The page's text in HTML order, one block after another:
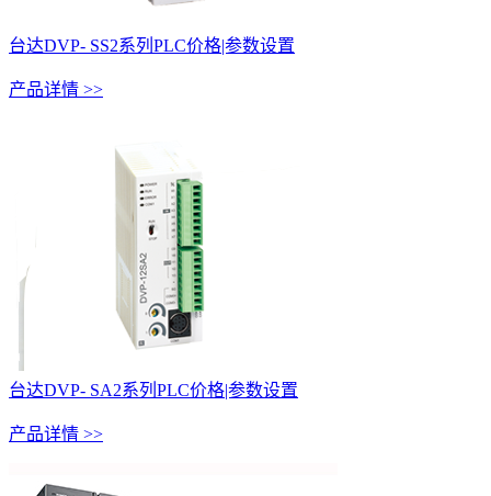
台达DVP- SS2系列PLC价格|参数设置
产品详情 >>
台达DVP- SA2系列PLC价格|参数设置
产品详情 >>